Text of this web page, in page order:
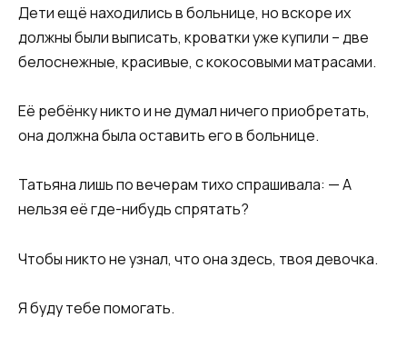
Дети ещё находились в больнице, но вскоре их
должны были выписать, кроватки уже купили – две
белоснежные, красивые, с кокосовыми матрасами.
Её ребёнку никто и не думал ничего приобретать,
она должна была оставить его в больнице.
Татьяна лишь по вечерам тихо спрашивала: — А
нельзя её где-нибудь спрятать?
Чтобы никто не узнал, что она здесь, твоя девочка.
Я буду тебе помогать.